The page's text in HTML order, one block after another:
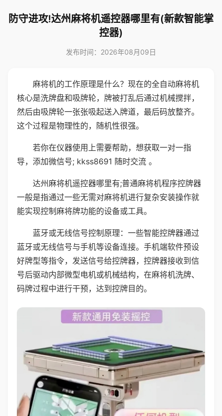
防守进攻!达州麻将机遥控器哪里有(新款智能掌
控器)
发布时间：2026年08月09日
麻将机的工作原理是什么？现在的全自动麻将机
核心是洗牌盘和吸牌轮，牌被打乱后通过机械搅拌，
然后由吸牌轮一张张吸起送入牌道，最后码放整齐。
这个过程是物理性的，随机性很强。
若你在仪器使用上需要帮助，想获取一对一指
导，添加微信号; kkss8691 随时交流 。
达州麻将机遥控器哪里有;普通麻将机程序控牌器
一般是指通过一些无需对麻将机进行复杂安装操作就
能实现控制麻将牌功能的设备或工具。
蓝牙或无线信号控制原理：一些智能控牌器通过
蓝牙或无线信号与手机等设备连接。手机端软件预设
好牌型等指令，发送信号给控牌器，控牌器接收到信
号后驱动内部微型电机或机械结构，在麻将机洗牌、
码牌过程中进行干预，达到控牌目的。